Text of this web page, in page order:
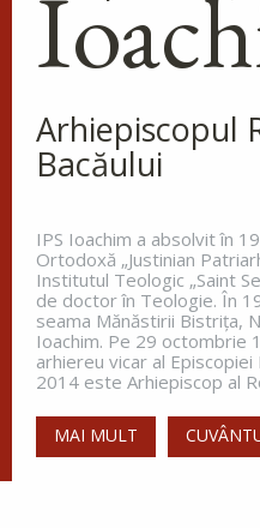
Arhiepiscopul
Bacăului
IPS Ioachim a absolvit în
Ortodoxă „Justinian
Institutul Teologic „Saint
de doctor în Teologie. În
seama Mănăstirii Bistriţa,
Ioachim. Pe 29 octombrie
arhiereu vicar al
2014 este Arhiepiscop al
MAI MULT